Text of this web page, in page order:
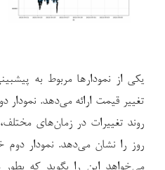
یکی از نمودارها مربوط به
تغییر قیمت ارائه می‌دهد. نمودار
روند تغییرات در زمان‌های
روز را نشان می‌دهد. نمودار
می‌خواهد این را بگوید که